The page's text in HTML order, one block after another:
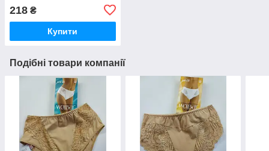
218 ₴
Купити
Подібні товари компанії